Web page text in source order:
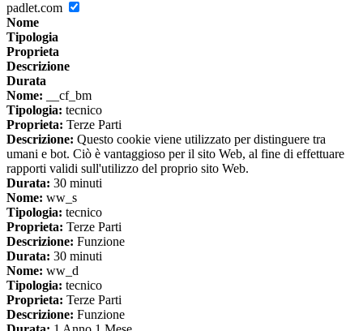
padlet.com
Nome
Tipologia
Proprieta
Descrizione
Durata
Nome: __cf_bm
Tipologia: tecnico
Proprieta: Terze Parti
Descrizione: Questo cookie viene utilizzato per distinguere tra
umani e bot. Ciò è vantaggioso per il sito Web, al fine di effettuare
rapporti validi sull'utilizzo del proprio sito Web.
Durata: 30 minuti
Nome: ww_s
Tipologia: tecnico
Proprieta: Terze Parti
Descrizione: Funzione
Durata: 30 minuti
Nome: ww_d
Tipologia: tecnico
Proprieta: Terze Parti
Descrizione: Funzione